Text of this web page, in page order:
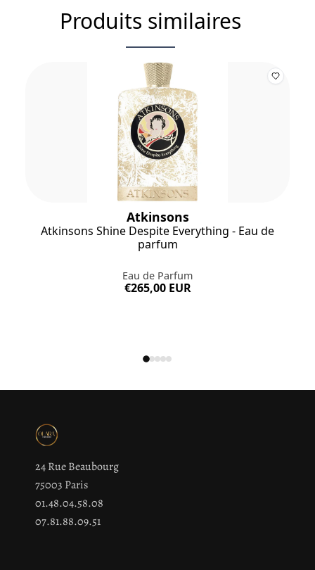
Produits similaires
Atkinsons
Atkinsons Shine Despite Everything - Eau de
parfum
Eau de Parfum
€265,00 EUR
24 Rue Beaubourg
75003 Paris
01.48.04.58.08
07.81.88.09.51